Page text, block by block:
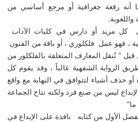
أنه رقعة جغرافية أو مرجع أساسي من
واللغوية.
كل مريد أو دارس في كليات الآداب
، فهو عمل فلكلوري ، أو باقة من الفنون
” تُنقل المعارف المتعلقة بالفلكلور من
الرواية الشفهية غالباً ، وقد يقوم كل
حذف أشياء لتتوافق في النهاية مع واقع
ليس من صنع فرد ولكنه نتاج الجماعة
الأول من كتابه نافذة على الإبداع في